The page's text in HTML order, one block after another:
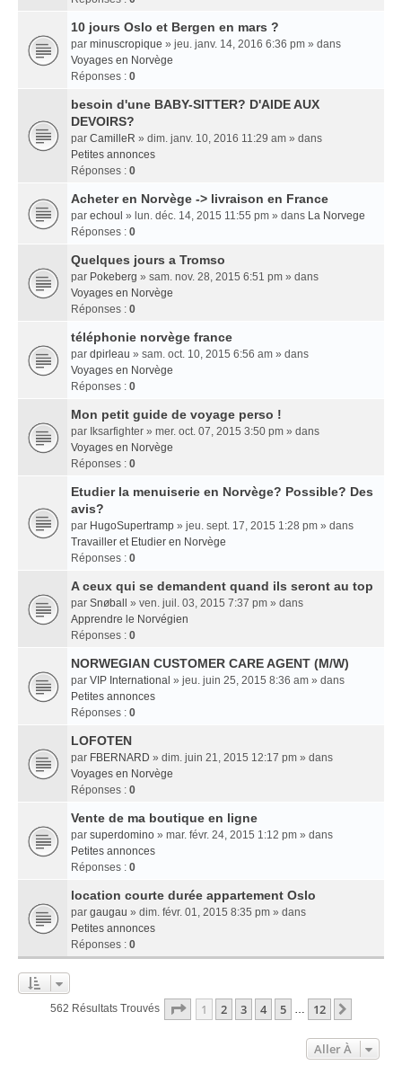
10 jours Oslo et Bergen en mars ?
par minuscropique » jeu. janv. 14, 2016 6:36 pm » dans
Voyages en Norvège
Réponses : 0
besoin d'une BABY-SITTER? D'AIDE AUX
DEVOIRS?
par CamilleR » dim. janv. 10, 2016 11:29 am » dans
Petites annonces
Réponses : 0
Acheter en Norvège -> livraison en France
par echoul » lun. déc. 14, 2015 11:55 pm » dans La Norvege
Réponses : 0
Quelques jours a Tromso
par Pokeberg » sam. nov. 28, 2015 6:51 pm » dans
Voyages en Norvège
Réponses : 0
téléphonie norvège france
par dpirleau » sam. oct. 10, 2015 6:56 am » dans
Voyages en Norvège
Réponses : 0
Mon petit guide de voyage perso !
par Iksarfighter » mer. oct. 07, 2015 3:50 pm » dans
Voyages en Norvège
Réponses : 0
Etudier la menuiserie en Norvège? Possible? Des
avis?
par HugoSupertramp » jeu. sept. 17, 2015 1:28 pm » dans
Travailler et Etudier en Norvège
Réponses : 0
A ceux qui se demandent quand ils seront au top
par Snøball
» ven. juil. 03, 2015 7:37 pm » dans
Apprendre le Norvégien
Réponses : 0
NORWEGIAN CUSTOMER CARE AGENT (M/W)
par VIP International » jeu. juin 25, 2015 8:36 am » dans
Petites annonces
Réponses : 0
LOFOTEN
par FBERNARD » dim. juin 21, 2015 12:17 pm » dans
Voyages en Norvège
Réponses : 0
Vente de ma boutique en ligne
par superdomino » mar. févr. 24, 2015 1:12 pm » dans
Petites annonces
Réponses : 0
location courte durée appartement Oslo
par gaugau » dim. févr. 01, 2015 8:35 pm » dans
Petites annonces
Réponses : 0
562 Résultats Trouvés Page 1Sur
1 2 3 4 5 … 12
Aller À